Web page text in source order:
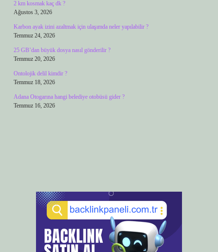
2 km kosmak kaç dk ?
Ağustos 3, 2026
Karbon ayak izini azaltmak için ulaşımda neler yapılabilir ?
Temmuz 24, 2026
25 GB’dan büyük dosya nasıl gönderilir ?
Temmuz 20, 2026
Ontolojik delil kimdir ?
Temmuz 18, 2026
Adana Otogarına hangi belediye otobüsü gider ?
Temmuz 16, 2026